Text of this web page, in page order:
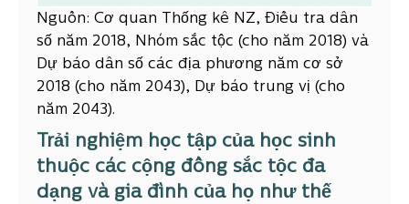
Nguồn: Cơ quan Thống kê NZ, Điều tra dân
số năm 2018, Nhóm sắc tộc (cho năm 2018) và
Dự báo dân số các địa phương năm cơ sở
2018 (cho năm 2043), Dự báo trung vị (cho
năm 2043).
Trải nghiệm học tập của học sinh
thuộc các cộng đồng sắc tộc đa
dạng và gia đình của họ như thế